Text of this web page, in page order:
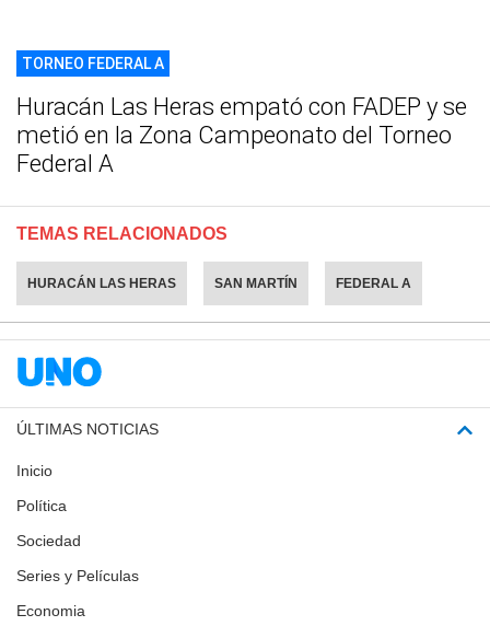
TORNEO FEDERAL A
Huracán Las Heras empató con FADEP y se
metió en la Zona Campeonato del Torneo
Federal A
TEMAS RELACIONADOS
HURACÁN LAS HERAS SAN MARTÍN FEDERAL A
ÚLTIMAS NOTICIAS
Inicio
Política
Sociedad
Series y Películas
Economia